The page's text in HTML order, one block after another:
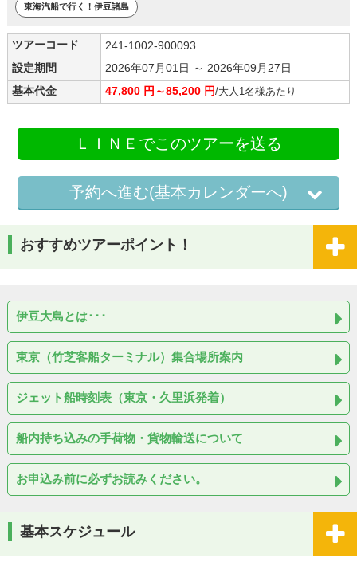
東海汽船で行く！伊豆諸島
ツアーコード
241-1002-900093
設定期間
2026年07月01日 ～ 2026年09月27日
基本代金
47,800 円～85,200 円/大人1名様あたり
ＬＩＮＥでこのツアーを送る
予約へ進む(基本カレンダーへ)
おすすめツアーポイント！
伊豆大島とは･･･
東京（竹芝客船ターミナル）集合場所案内
ジェット船時刻表（東京・久里浜発着）
船内持ち込みの手荷物・貨物輸送について
お申込み前に必ずお読みください。
基本スケジュール